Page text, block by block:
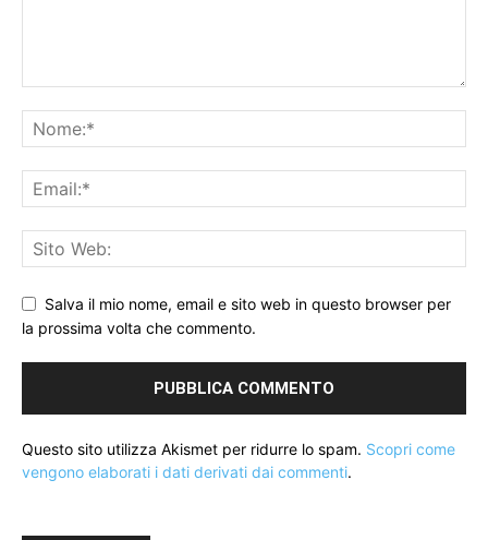
Salva il mio nome, email e sito web in questo browser per
la prossima volta che commento.
Questo sito utilizza Akismet per ridurre lo spam. Scopri come
vengono elaborati i dati derivati dai commenti.